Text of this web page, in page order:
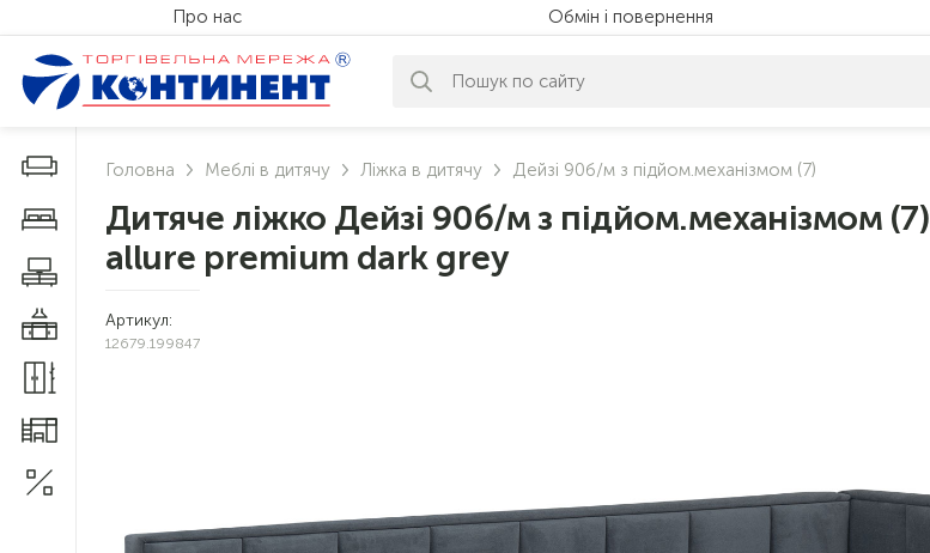
Про нас Обмін і повернення
Дивани і крісла
Меблі у спальню
Меблі у вітальню
Меблі у кухню
Головна Меблі в дитячу Ліжка в дитячу Дейзі 90б/м з підйом.механізмом (7)
Дитяче ліжко Дейзі 90б/м з підйом.механізмом (7)
allure premium dark grey
Артикул:
12679.199847